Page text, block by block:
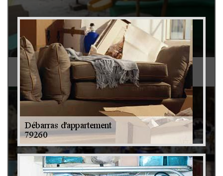
Débarras de grenier et cave 79